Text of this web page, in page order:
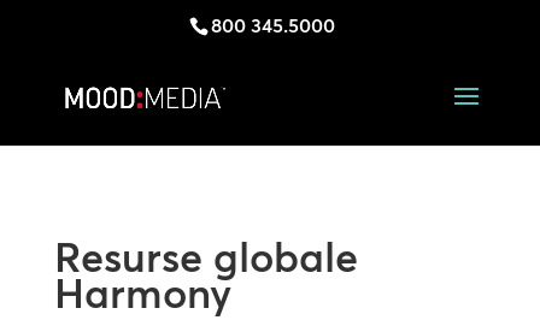
800 345.5000
Resurse globale
Harmony